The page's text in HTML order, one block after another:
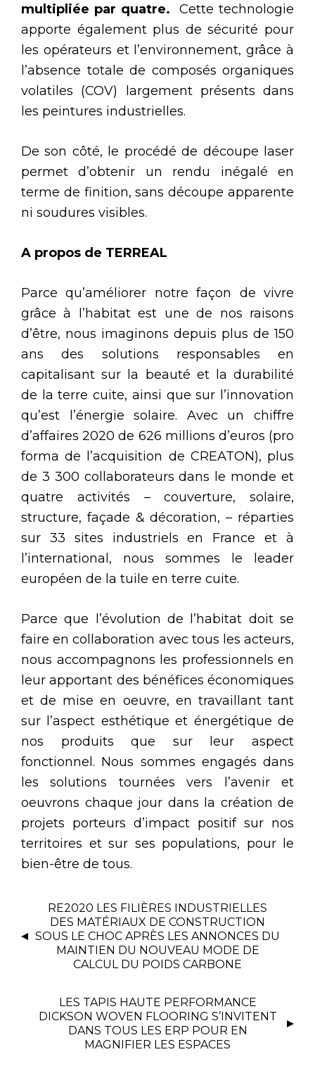
multipliée par quatre.
Cette technologie
apporte également plus de sécurité pour
les opérateurs et l’environnement, grâce à
l’absence totale de composés organiques
volatiles (COV) largement présents dans
les peintures industrielles.
De son côté, le procédé de découpe laser
permet d’obtenir un rendu inégalé en
terme de finition, sans découpe apparente
ni soudures visibles.
A propos de TERREAL
Parce qu’améliorer notre façon de vivre
grâce à l’habitat est une de nos raisons
d’être, nous imaginons depuis plus de 150
ans des solutions responsables en
capitalisant sur la beauté et la durabilité
de la terre cuite, ainsi que sur l’innovation
qu’est l’énergie solaire. Avec un chiffre
d’affaires 2020 de 626 millions d’euros (pro
forma de l’acquisition de CREATON), plus
de 3 300 collaborateurs dans le monde et
quatre activités – couverture, solaire,
structure, façade & décoration, – réparties
sur 33 sites industriels en France et à
l’international, nous sommes le leader
européen de la tuile en terre cuite.
Parce que l’évolution de l’habitat doit se
faire en collaboration avec tous les acteurs,
nous accompagnons les professionnels en
leur apportant des bénéfices économiques
et de mise en oeuvre, en travaillant tant
sur l’aspect esthétique et énergétique de
nos produits que sur leur aspect
fonctionnel. Nous sommes engagés dans
les solutions tournées vers l’avenir et
oeuvrons chaque jour dans la création de
projets porteurs d’impact positif sur nos
territoires et sur ses populations, pour le
bien-être de tous.
RE2020 LES FILIÈRES INDUSTRIELLES
DES MATÉRIAUX DE CONSTRUCTION
SOUS LE CHOC APRÈS LES ANNONCES DU
MAINTIEN DU NOUVEAU MODE DE
CALCUL DU POIDS CARBONE
LES TAPIS HAUTE PERFORMANCE
DICKSON WOVEN FLOORING S’INVITENT
DANS TOUS LES ERP POUR EN
MAGNIFIER LES ESPACES